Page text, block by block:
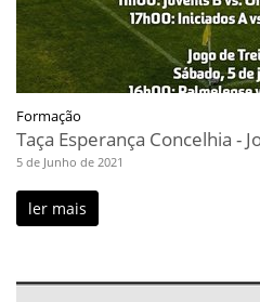
Formação
Taça Esperança Concelhia -
5 de Junho de 2021
ler mais